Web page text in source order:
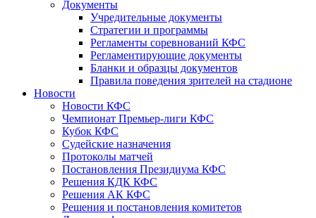
Документы
Учредительные документы
Стратегии и программы
Регламенты соревнований КФС
Регламентирующие документы
Бланки и образцы документов
Правила поведения зрителей на стадионе
Новости
Новости КФС
Чемпионат Премьер-лиги КФС
Кубок КФС
Судейские назначения
Протоколы матчей
Постановления Президиума КФС
Решения КДК КФС
Решения АК КФС
Решения и постановления комитетов